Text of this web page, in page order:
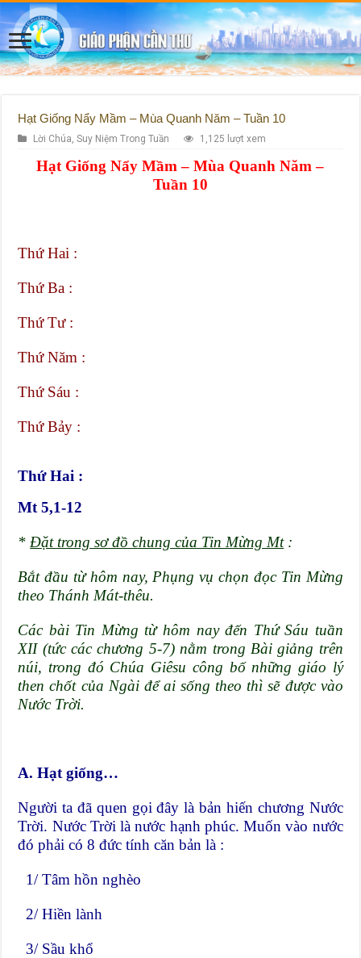
Hạt Giống Nẩy Mầm – Mùa Quanh Năm – Tuần 10
Lời Chúa ,Suy Niệm Trong Tuần 1,125 lượt xem
Hạt Giống Nẩy Mầm – Mùa Quanh Năm –
Tuần 10
Thứ Hai :
Thứ Ba :
Thứ Tư :
Thứ Năm :
Thứ Sáu :
Thứ Bảy :
Thứ Hai :
Mt 5,1-12
*Đặt trong sơ đồ chung của Tin Mừng Mt:
Bắt đầu từ hôm nay, Phụng vụ chọn đọc Tin Mừng
theo Thánh Mát-thêu.
Các bài Tin Mừng từ hôm nay đến Thứ Sáu tuần
XII (tức các chương 5-7) nằm trong Bài giảng trên
núi, trong đó Chúa Giêsu công bố những giáo lý
then chốt của Ngài để ai sống theo thì sẽ được vào
Nước Trời.
A. Hạt giống…
Người ta đã quen gọi đây là bản hiến chương Nước
Trời. Nước Trời là nước hạnh phúc. Muốn vào nước
đó phải có 8 đức tính căn bản là :
1/ Tâm hồn nghèo
2/ Hiền lành
3/ Sầu khổ